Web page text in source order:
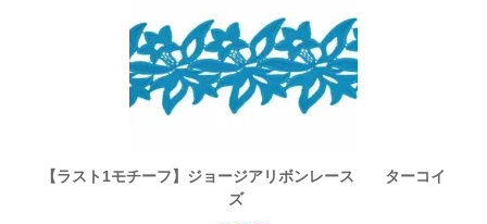
【ラスト1モチーフ】ジョージアリボンレース ターコイ
ズ